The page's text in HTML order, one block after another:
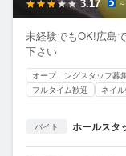
3.17
未経験でもOK!広島
下さい
オープニングスタッフ募
フルタイム歓迎
ネイ
バイト ホールスタ